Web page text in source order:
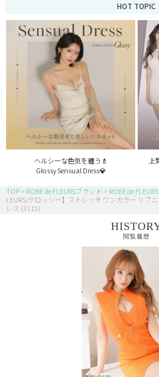
HOT TOPIC
ヘルシーな色気を纏う💄
Glossy Sensual Dress💎
TOP ROBE de FLEURSブランド ROBE de
LEURS/グロッシー】ストレッチ ワンカラー リブ
レス (3115)
閲覧履歴